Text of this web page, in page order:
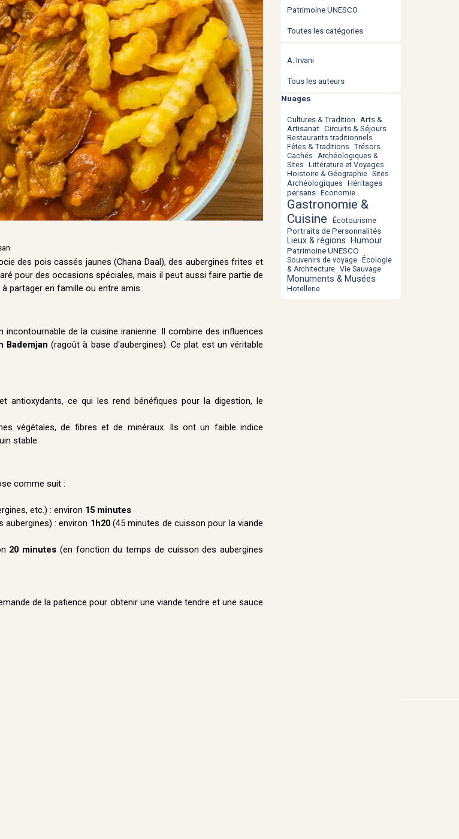
des pois cassés jaunes (Chana Daal), des aubergines frites et
pour des occasions spéciales, mais il peut aussi faire partie de
partager en famille ou entre amis.
incontournable de la cuisine iranienne. Il combine des influences
Bademjan (ragoût à base d'aubergines). Ce plat est un véritable
antioxydants, ce qui les rend bénéfiques pour la digestion, le
végétales, de fibres et de minéraux. Ils ont un faible indice
stable.
comme suit :
etc.) : environ 15 minutes
: environ 1h20(45 minutes de cuisson pour la viande
20 minutes (en fonction du temps de cuisson des aubergines
de la patience pour obtenir une viande tendre et une sauce
Patrimoine UNESCO
Toutes les catégories
A. Irvani
Tous les auteurs
Sauter le bloc Nuages
Nuages
Cultures & Tradition Arts &
Artisanat Circuits & Séjours
Restaurants traditionnels
Fêtes & Traditions Trésors
Cachés
Archéologiques &
Sites
Littérature et Voyages
Hoistoire & Géographie Sites
Archéologiques Héritages
persans Economie
Gastronomie &
Cuisine
Écotourisme
Portraits de Personnalités
Lieux & régions Humour
Patrimoine UNESCO
Souvenirs de voyage
Écologie
& Architecture Vie Sauvage
Monuments & Musées
Hotellerie